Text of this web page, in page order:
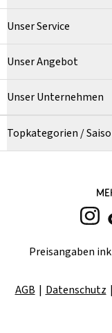
Unser Service
Unser Angebot
Unser Unternehmen
Topkategorien /
Preisangaben
AGB
Datenschutz